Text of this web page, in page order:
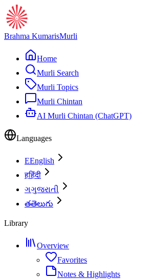
Brahma KumarisMurli
Home
Murli Search
Murli Topics
Murli Chintan
AI Murli Chintan (ChatGPT)
Languages
EEnglish
हहिंदी
ગગુજરાતી
తతెలుగు
Library
Overview
Favorites
Notes & Highlights